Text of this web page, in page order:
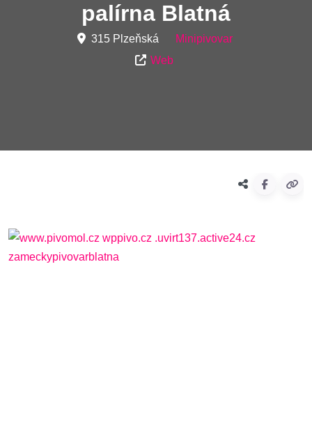
palírna Blatná
315 Plzeňská
Minipivovar
Web